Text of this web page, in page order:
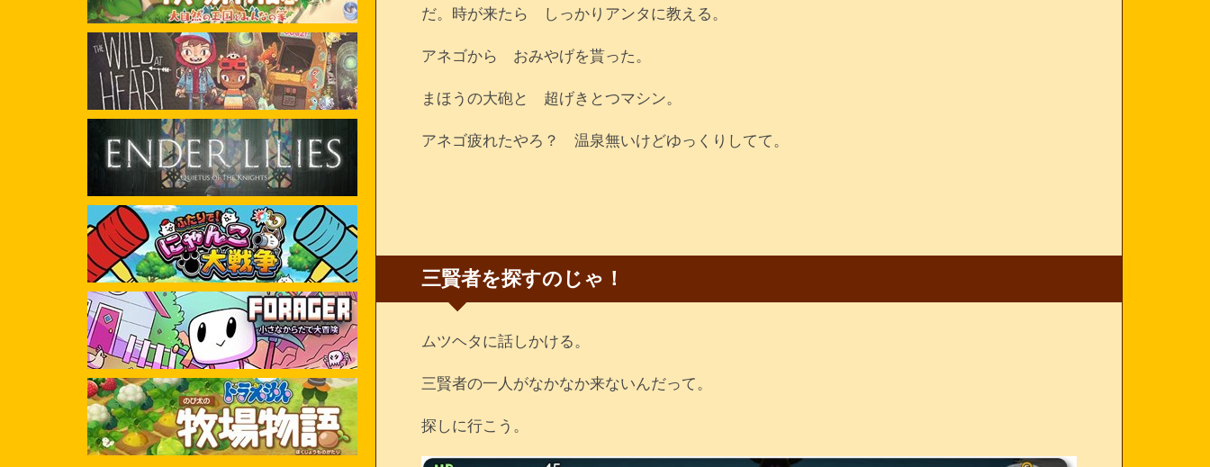
だ。時が来たら しっかりアンタに教える。
アネゴから おみやげを貰った。
まほうの大砲と 超げきとつマシン。
アネゴ疲れたやろ？ 温泉無いけどゆっくりしてて。
三賢者を探すのじゃ！
ムツヘタに話しかける。
三賢者の一人がなかなか来ないんだって。
探しに行こう。